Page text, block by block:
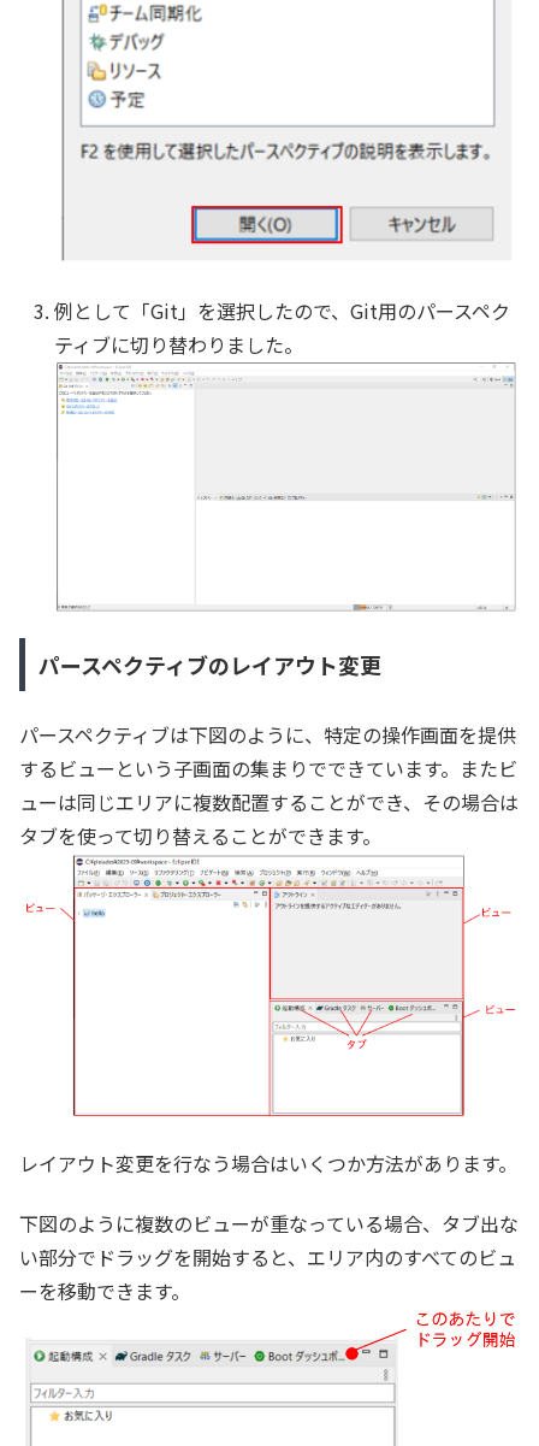
例として「Git」を選択したので、Git用のパースペク
ティブに切り替わりました。
パースペクティブのレイアウト変更
パースペクティブは下図のように、特定の操作画面を提供
するビューという子画面の集まりでできています。またビ
ューは同じエリアに複数配置することができ、その場合は
タブを使って切り替えることができます。
レイアウト変更を行なう場合はいくつか方法があります。
下図のように複数のビューが重なっている場合、タブ出な
い部分でドラッグを開始すると、エリア内のすべてのビュ
ーを移動できます。